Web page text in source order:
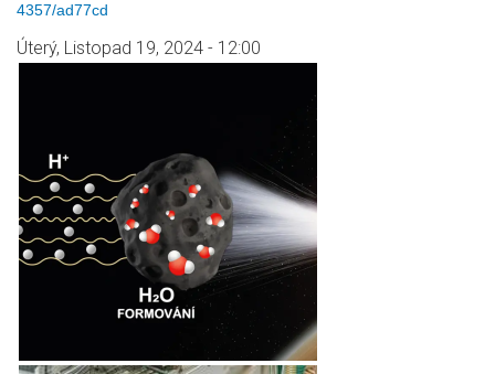
4357/ad77cd
Úterý, Listopad 19, 2024 - 12:00